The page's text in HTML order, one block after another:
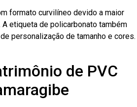
formato curvilíneo devido a maior
etiqueta de policarbonato também
personalização de tamanho e cores.
de PVC